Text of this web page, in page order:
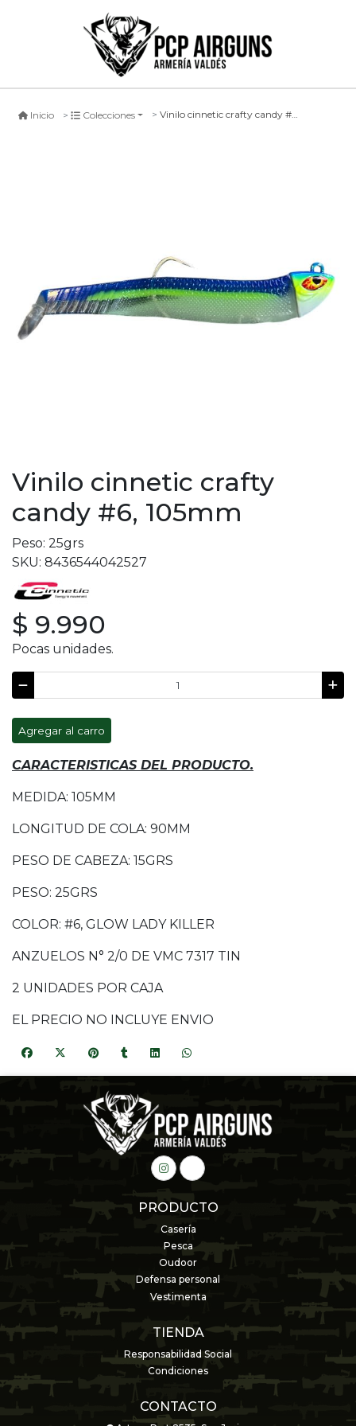
Inicio Colecciones Vinilo cinnetic crafty candy #6, 105mm
Vinilo cinnetic crafty
candy #6, 105mm
Peso: 25grs
SKU: 8436544042527
$ 9.990
Pocas unidades.
Agregar al carro
CARACTERISTICAS DEL PRODUCTO.
MEDIDA: 105MM
LONGITUD DE COLA: 90MM
PESO DE CABEZA: 15GRS
PESO: 25GRS
COLOR: #6, GLOW LADY KILLER
ANZUELOS N° 2/0 DE VMC 7317 TIN
2 UNIDADES POR CAJA
EL PRECIO NO INCLUYE ENVIO
PRODUCTO
Casería
Pesca
Oudoor
Defensa personal
Vestimenta
TIENDA
Responsabilidad Social
Condiciones
CONTACTO